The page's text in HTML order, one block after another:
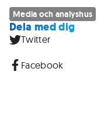
Media och analyshus
Dela med dig
Twitter
Facebook